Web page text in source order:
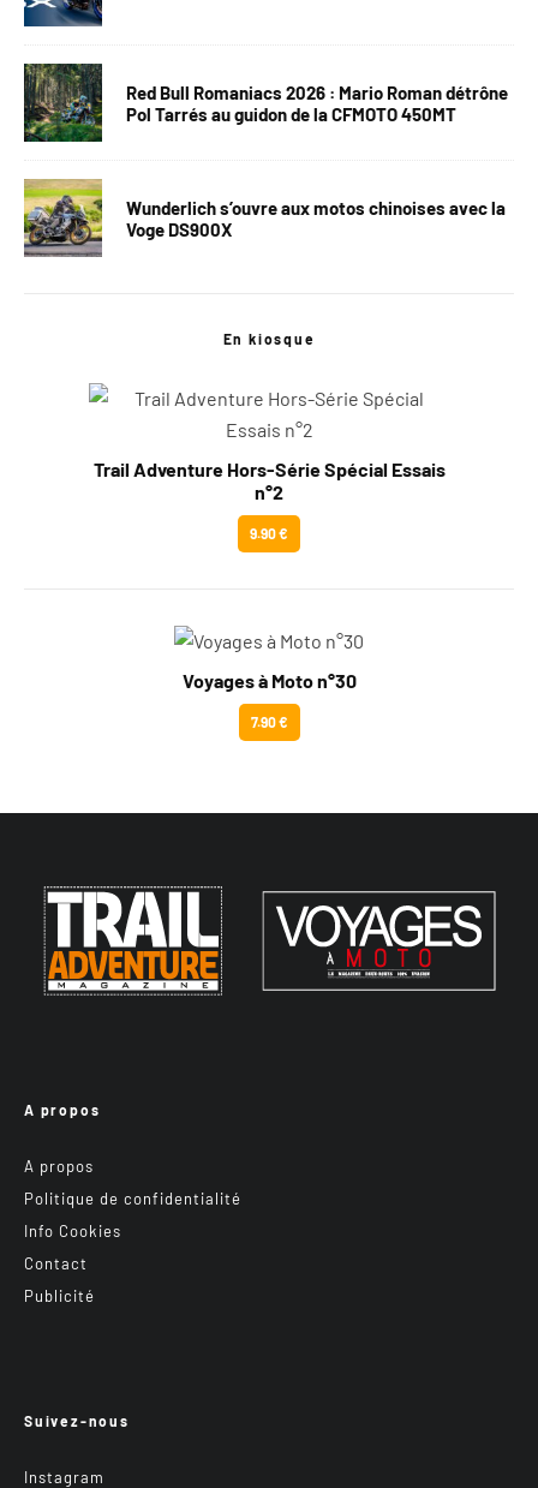
Red Bull Romaniacs 2026 : Mario Roman détrône
Pol Tarrés au guidon de la CFMOTO 450MT
Wunderlich s’ouvre aux motos chinoises avec la
Voge DS900X
En kiosque
Trail Adventure Hors-Série Spécial Essais
n°2
9.90 €
Voyages à Moto n°30
7.90 €
A propos
A propos
Politique de confidentialité
Info Cookies
Contact
Publicité
Suivez-nous
Instagram